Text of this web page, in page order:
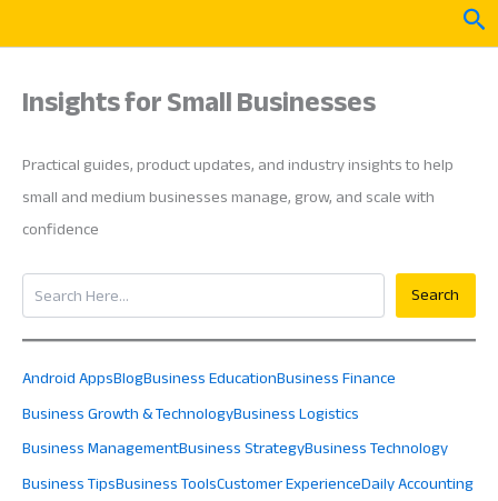
Insights for Small Businesses
Practical guides, product updates, and industry insights to help
small and medium businesses manage, grow, and scale with
confidence
Search
Search
Android AppsBlogBusiness EducationBusiness Finance
Business Growth & TechnologyBusiness Logistics
Business ManagementBusiness StrategyBusiness Technology
Business TipsBusiness ToolsCustomer ExperienceDaily Accounting